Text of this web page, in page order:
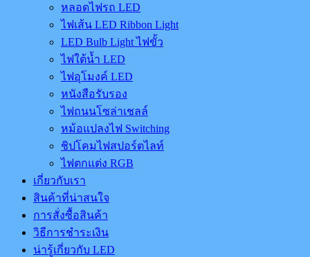
หลอดไฟรถ LED
ไฟเส้น LED Ribbon Light
LED Bulb Light ไฟขั้ว
ไฟใต้น้ำ LED
ไฟอุโมงค์ LED
หนังสือรับรอง
ไฟถนนโซล่าเชลล์
หม้อแปลงไฟ Switching
ชิปโคมไฟสปอร์ตไลท์
ไฟตกแต่ง RGB
เกี่ยวกับเรา
สินค้าที่น่าสนใจ
การสั่งซื้อสินค้า
วิธีการชำระเงิน
น่ารู้เกี่ยวกับ LED